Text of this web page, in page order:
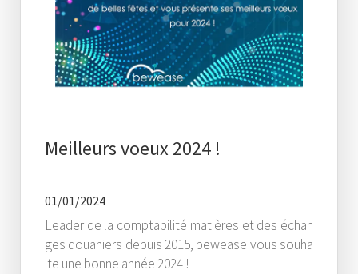
Meilleurs voeux 2024 !
01/01/2024
Leader de la comptabilité matières et des échan
ges douaniers depuis 2015, bewease vous souha
ite une bonne année 2024 !